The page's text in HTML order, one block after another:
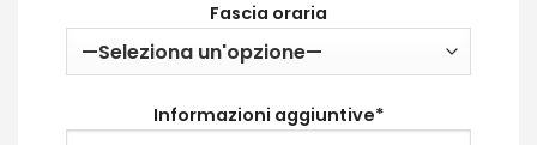
Fascia oraria
Informazioni aggiuntive*